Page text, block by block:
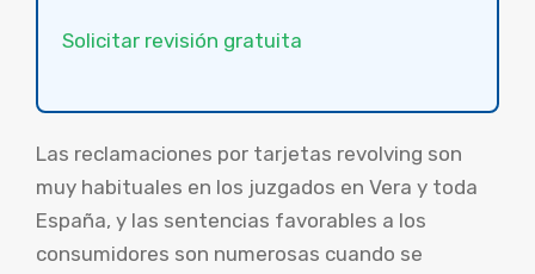
Solicitar revisión gratuita
Las reclamaciones por tarjetas revolving son
muy habituales en los juzgados en Vera y toda
España, y las sentencias favorables a los
consumidores son numerosas cuando se